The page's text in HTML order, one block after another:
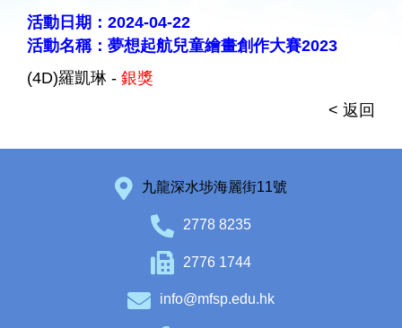
活動日期：2024-04-22
活動名稱：夢想起航兒童繪畫創作大賽2023
(4D)羅凱琳 - 銀獎
< 返回
九龍深水埗海麗街11號
2778 8235
2776 1744
info@mfsp.edu.hk